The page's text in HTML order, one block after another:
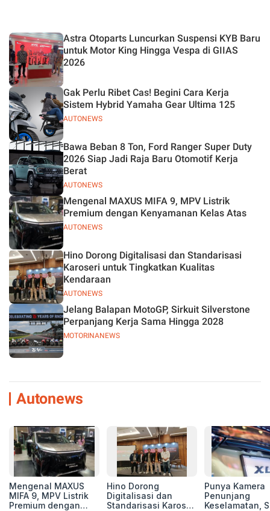
Astra Otoparts Luncurkan Suspensi KYB Baru
untuk Motor King Hingga Vespa di GIIAS
2026
AUTONEWS
Gak Perlu Ribet Cas! Begini Cara Kerja
Sistem Hybrid Yamaha Gear Ultima 125
AUTONEWS
Bawa Beban 8 Ton, Ford Ranger Super Duty
2026 Siap Jadi Raja Baru Otomotif Kerja
Berat
AUTONEWS
Mengenal MAXUS MIFA 9, MPV Listrik
Premium dengan Kenyamanan Kelas Atas
AUTONEWS
Hino Dorong Digitalisasi dan Standarisasi
Karoseri untuk Tingkatkan Kualitas
Kendaraan
MOTORINANEWS
Jelang Balapan MotoGP, Sirkuit Silverstone
Perpanjang Kerja Sama Hingga 2028
Autonews
Mengenal MAXUS
MIFA 9, MPV Listrik
Premium dengan
Hino Dorong
Digitalisasi dan
Standarisasi Karoseri
Punya Kamera
Penunjang
Keselamatan,